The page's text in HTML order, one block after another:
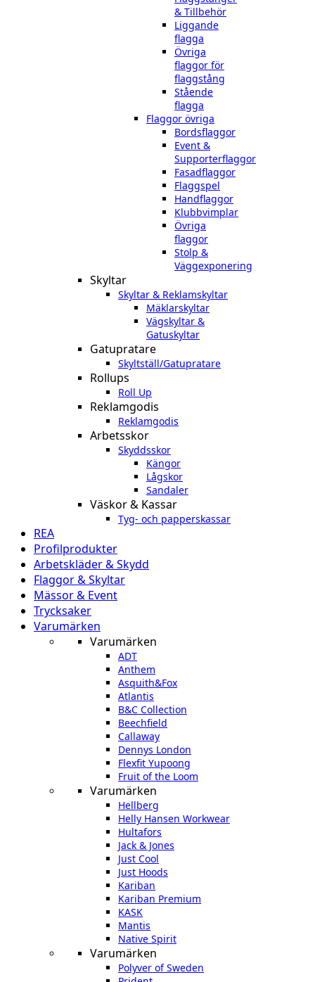
& Tillbehör
Liggande
flagga
Övriga
flaggor för
flaggstång
Stående
flagga
Flaggor övriga
Bordsflaggor
Event &
Supporterflaggor
Fasadflaggor
Flaggspel
Handflaggor
Klubbvimplar
Övriga
flaggor
Stolp &
Väggexponering
Skyltar
Skyltar & Reklamskyltar
Mäklarskyltar
Vägskyltar &
Gatuskyltar
Gatupratare
Skyltställ/Gatupratare
Rollups
Roll Up
Reklamgodis
Reklamgodis
Arbetsskor
Skyddsskor
Kängor
Lågskor
Sandaler
Väskor & Kassar
Tyg- och papperskassar
REA
Profilprodukter
Arbetskläder & Skydd
Flaggor & Skyltar
Mässor & Event
Trycksaker
Varumärken
Varumärken
ADT
Anthem
Asquith&Fox
Atlantis
B&C Collection
Beechfield
Callaway
Dennys London
Flexfit Yupoong
Fruit of the Loom
Varumärken
Hellberg
Helly Hansen Workwear
Hultafors
Jack & Jones
Just Cool
Just Hoods
Kariban
Kariban Premium
KASK
Mantis
Native Spirit
Varumärken
Polyver of Sweden